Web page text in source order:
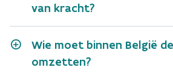
van kracht?
Wie moet binnen België
omzetten?